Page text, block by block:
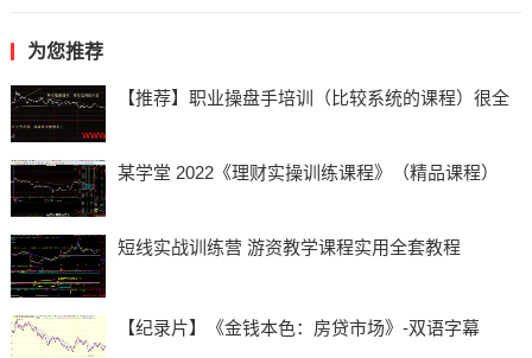
为您推荐
【推荐】职业操盘手培训（比较系统的课程）很全
某学堂 2022《理财实操训练课程》（精品课程）
短线实战训练营 游资教学课程实用全套教程
【纪录片】《金钱本色：房贷市场》-双语字幕